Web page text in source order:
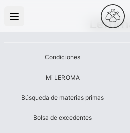
Leroma
Condiciones
Mi LEROMA
Búsqueda de materias primas
Bolsa de excedentes